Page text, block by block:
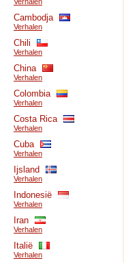
Cambodja
Verhalen
Chili
Verhalen
China
Verhalen
Colombia
Verhalen
Costa Rica
Verhalen
Cuba
Verhalen
Ijsland
Verhalen
Indonesië
Verhalen
Iran
Verhalen
Italië
Verhalen